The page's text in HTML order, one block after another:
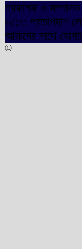
প্রকাশক ও সম্পাদক
৩/১৩ প্রতাপদাশ
আমাদের সাথে
©